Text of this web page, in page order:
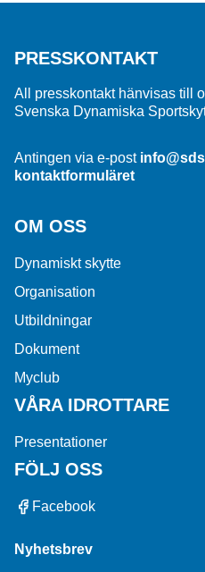
PRESSKONTAKT
All presskontakt hänvisas till
Svenska Dynamiska
Antingen via e-post
kontaktformuläret
OM OSS
Dynamiskt skytte
Organisation
Utbildningar
Dokument
Myclub
VÅRA IDROTTARE
Presentationer
FÖLJ OSS
Facebook
Nyhetsbrev